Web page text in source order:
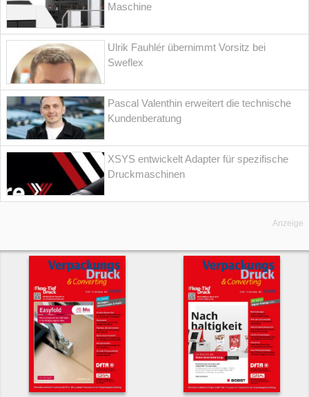
Maschine
Ulrik Fauhlér übernimmt Vorsitz bei
Sweflex
Pascal Valenthin erweitert die technische
Kundenberatung
XSYS entwickelt Adapter für spezifische
Druckmaschinen
Anzeige